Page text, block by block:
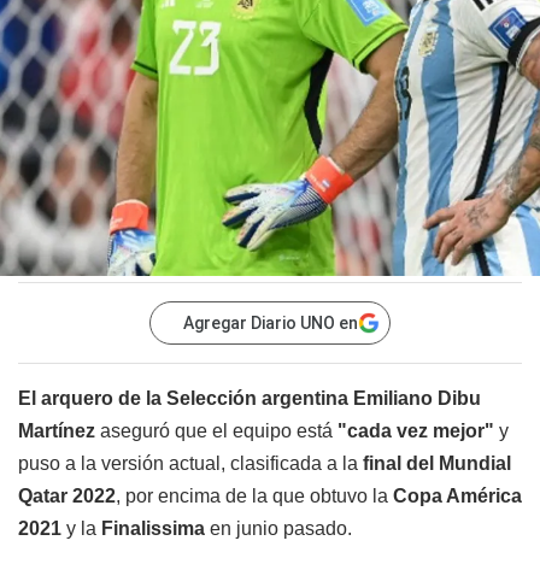
Agregar Diario UNO en
El arquero de la Selección argentina Emiliano Dibu
Martínez aseguró que el equipo está "cada vez mejor" y
puso a la versión actual, clasificada a la final del Mundial
Qatar 2022, por encima de la que obtuvo la Copa América
2021 y la Finalissima en junio pasado.